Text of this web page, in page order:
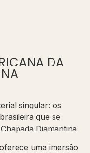
DA
singular: os
que se
Diamantina.
uma imersão